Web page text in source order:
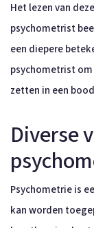
Het lezen van
psychometrist
een diepere
psychometrist
zetten in een
Diverse
Psychometrie is
kan worden